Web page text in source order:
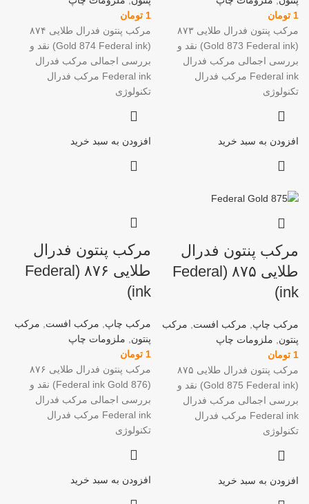
1 تومان
مرکب پنتون فدرال طلایی ۸۷۳
(Gold 873 Federal ink) نقد و
بررسی اجمالی مرکب فدرال
Federal ink مرکب فدرال
تکنولوژی
افزودن به سبد خرید
1 تومان
مرکب پنتون فدرال طلایی ۸۷۴
(Gold 874 Federal ink) نقد و
بررسی اجمالی مرکب فدرال
Federal ink مرکب فدرال
تکنولوژی
افزودن به سبد خرید
مرکب پنتون فدرال
طلایی ۸۷۵ (Federal
ink)
مرکب چاپ, مرکب افست, مرکب
پنتون, ملزومات چاپ
1 تومان
مرکب پنتون فدرال طلایی ۸۷۵
(Gold 875 Federal ink) نقد و
بررسی اجمالی مرکب فدرال
Federal ink مرکب فدرال
تکنولوژی
افزودن به سبد خرید
مرکب پنتون فدرال
طلایی ۸۷۶ (Federal
ink)
مرکب چاپ مرکب افست
مرکب
پنتون
ملزومات چاپ
1 تومان
مرکب پنتون فدرال طلایی ۸۷۶
(Federal ink Gold 876) نقد و
بررسی اجمالی مرکب فدرال
Federal ink مرکب فدرال
تکنولوژی
افزودن به سبد خرید